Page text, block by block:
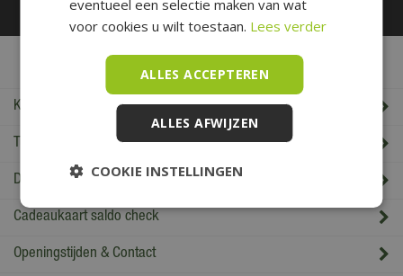
De Boet Service
Klantenservice
Tuincentrum De Boet
De Boet klantenkaart
Cadeaukaart saldo check
Openingstijden & Contact
eventueel een selectie maken van wat
voor cookies u wilt toestaan. Lees verder
ALLES ACCEPTEREN
ALLES AFWIJZEN
COOKIE INSTELLINGEN